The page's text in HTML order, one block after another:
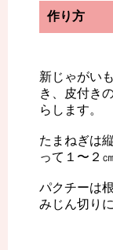
作り方
新じゃがい
き、皮付き
らします。
たまねぎは
って１〜２
パクチーは
みじん切り